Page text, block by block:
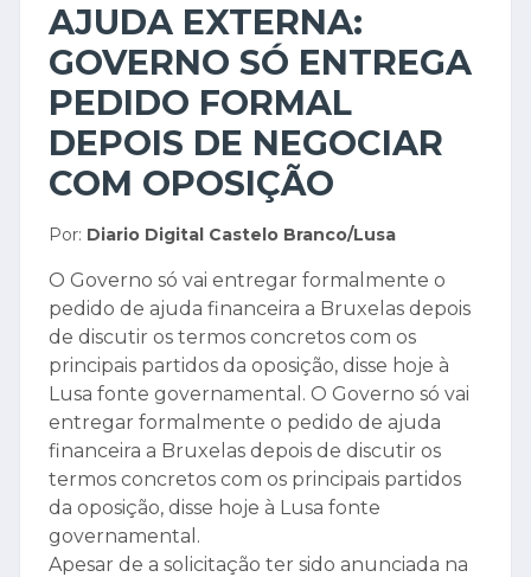
AJUDA EXTERNA:
GOVERNO SÓ ENTREGA
PEDIDO FORMAL
DEPOIS DE NEGOCIAR
COM OPOSIÇÃO
Por: Diario Digital Castelo Branco/Lusa
O Governo só vai entregar formalmente o
pedido de ajuda financeira a Bruxelas depois
de discutir os termos concretos com os
principais partidos da oposição, disse hoje à
Lusa fonte governamental. O Governo só vai
entregar formalmente o pedido de ajuda
financeira a Bruxelas depois de discutir os
termos concretos com os principais partidos
da oposição, disse hoje à Lusa fonte
governamental.
Apesar de a solicitação ter sido anunciada na